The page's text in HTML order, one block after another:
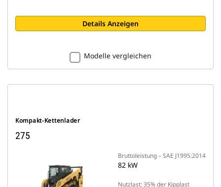
Details Anzeigen
Modelle vergleichen
Kompakt-Kettenlader
275
Bruttoleistung – SAE J1995:2014
82 kW
Nutzlast: 35% der Kipplast